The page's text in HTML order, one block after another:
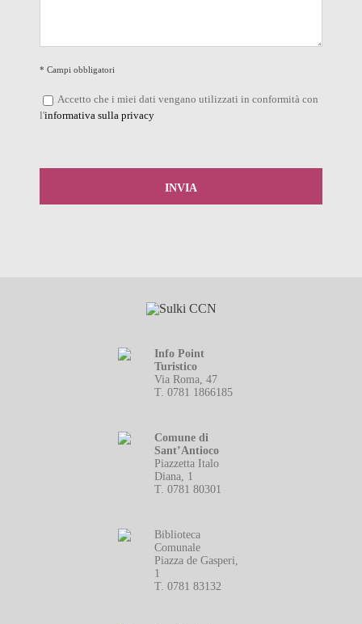
* Campi obbligatori
Accetto che i miei dati vengano utilizzati in conformità con
l'informativa sulla privacy
Info Point
Turistico
Via Roma, 47
T. 0781 1866185
Comune di
Sant’Antioco
Piazzetta Italo
Diana, 1
T. 0781 80301
Biblioteca
Comunale
Piazza de Gasperi,
1
T. 0781 83132